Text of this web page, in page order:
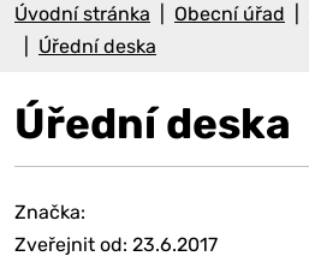
Úvodní stránka Obecní úřad
Úřední deska
Úřední deska
Značka:
Zveřejnit od: 23.6.2017